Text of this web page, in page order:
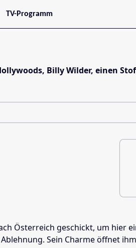
TV-Programm
Billy Wilder, einen
Österreich geschickt, um
Sein Charme öffnet